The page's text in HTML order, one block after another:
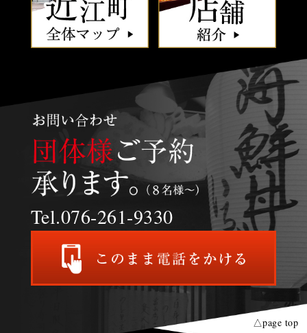
Tel.076-261-9330
△page top